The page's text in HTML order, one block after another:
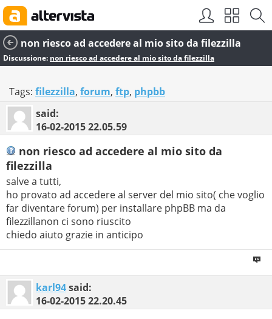
non riesco ad accedere al mio sito da filezzilla
Discussione: non riesco ad accedere al mio sito da filezzilla
Tags: filezzilla, forum, ftp, phpbb
said:
16-02-201522.05.59
non riesco ad accedere al mio sito da
filezzilla
salve a tutti,
ho provato ad accedere al server del mio sito( che voglio
far diventare forum) per installare phpBB ma da
filezzillanon ci sono riuscito
chiedo aiuto grazie in anticipo
karl94said:
16-02-201522.20.45